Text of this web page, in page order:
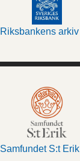
Riksbankens arkiv
Samfundet S:t Erik